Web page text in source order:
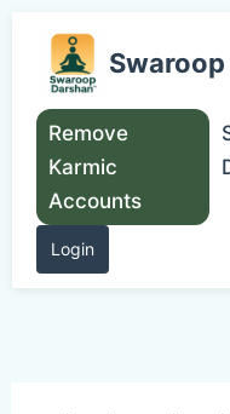
content
Remove
Karmic
Accounts
Login